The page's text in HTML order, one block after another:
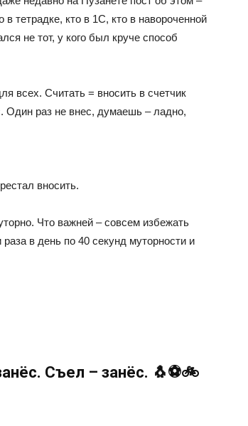
тетрадке, кто в 1С, кто в навороченной
не тот, у кого был круче способ
всех. Считать = вносить в счетчик
Один раз не внес, думаешь – ладно,
вносить.
Что важней – совсем избежать
в день по 40 секунд муторности и
Съел – занёс. 🐧⚽🚲